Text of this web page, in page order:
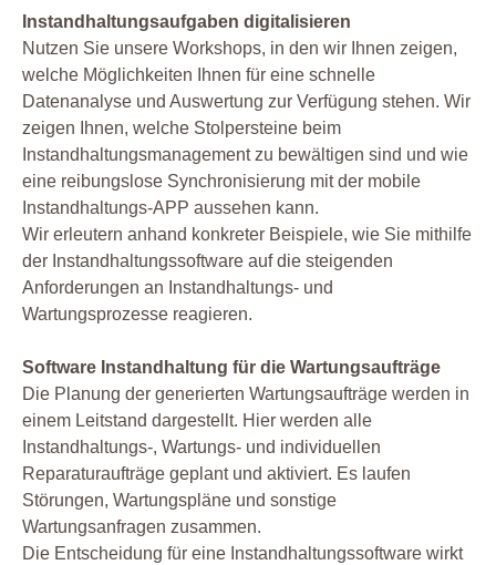
Instandhaltungsaufgaben digitalisieren
Nutzen Sie unsere Workshops, in den wir Ihnen zeigen,
welche Möglichkeiten Ihnen für eine schnelle
Datenanalyse und Auswertung zur Verfügung stehen. Wir
zeigen Ihnen, welche Stolpersteine beim
Instandhaltungsmanagement zu bewältigen sind und wie
eine reibungslose Synchronisierung mit der mobile
Instandhaltungs-APP aussehen kann.
Wir erleutern anhand konkreter Beispiele, wie Sie mithilfe
der Instandhaltungssoftware auf die steigenden
Anforderungen an Instandhaltungs- und
Wartungsprozesse reagieren.
Software Instandhaltung für die Wartungsaufträge
Die Planung der generierten Wartungsaufträge werden in
einem Leitstand dargestellt. Hier werden alle
Instandhaltungs-, Wartungs- und individuellen
Reparaturaufträge geplant und aktiviert. Es laufen
Störungen, Wartungspläne und sonstige
Wartungsanfragen zusammen.
Die Entscheidung für eine Instandhaltungssoftware wirkt